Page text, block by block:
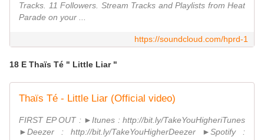
Tracks. 11 Followers. Stream Tracks and Playlists from Heat
Parade on your ...
https://soundcloud.com/hprd-1
18 E Thaïs Té " Little Liar "
Thaïs Té - Little Liar (Official video)
FIRST EP OUT : ►Itunes : http://bit.ly/TakeYouHigheriTunes
►Deezer : http://bit.ly/TakeYouHigherDeezer ►Spotify :